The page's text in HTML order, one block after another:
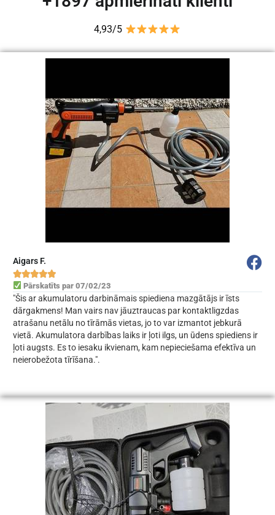
4,93/5
Aigars F.

Pārskatīts par 07/02/23
"Šis ar akumulatoru darbināmais spiediena mazgātājs ir īsts
dārgakmens! Man vairs nav jāuztraucas par kontaktligzdas
atrašanu netālu no tīrāmās vietas, jo to var izmantot jebkurā
vietā. Akumulatora darbības laiks ir ļoti ilgs, un ūdens spiediens ir
ļoti augsts. Es to iesaku ikvienam, kam nepieciešama efektīva un
neierobežota tīrīšana.".